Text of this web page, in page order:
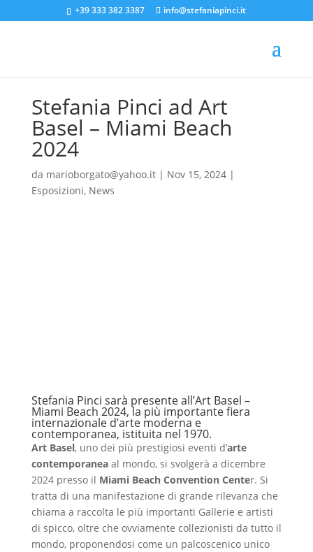
+39 333 382 3387 info@stefaniapinci.it
Stefania Pinci ad Art
Basel – Miami Beach
2024
da marioborgato@yahoo.it| Nov 15, 2024|
Esposizioni, News
Stefania Pinci sarà presente all’Art Basel –
Miami Beach 2024, la più importante fiera
internazionale d’arte moderna e
contemporanea, istituita nel 1970.
Art Basel, uno dei più prestigiosi eventi d’arte
contemporaneaal mondo, si svolgerà a dicembre
2024 presso il Miami Beach Convention Center. Si
tratta di una manifestazione di grande rilevanza che
chiama a raccolta le più importanti Gallerie e artisti
di spicco, oltre che ovviamente collezionisti da tutto il
mondo, proponendosi come un palcoscenico unico